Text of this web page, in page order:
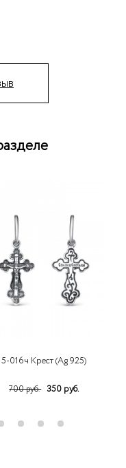
5-016ч Крест (Ag 925)
700 руб. 350 руб.